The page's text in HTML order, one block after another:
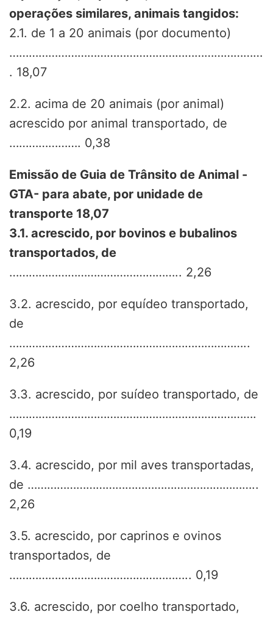
operações similares, animais tangidos:
2.1. de 1 a 20 animais (por documento)
……………………………………………………………………
. 18,07
2.2. acima de 20 animais (por animal)
acrescido por animal transportado, de
…………………. 0,38
Emissão de Guia de Trânsito de Animal -
GTA- para abate, por unidade de
transporte 18,07
3.1. acrescido, por bovinos e bubalinos
transportados, de
…………………………………………….. 2,26
3.2. acrescido, por equídeo transportado,
de
………………………………………………………………..
2,26
3.3. acrescido, por suídeo transportado, de
………………………………………………………………….
0,19
3.4. acrescido, por mil aves transportadas,
de ……………………………………………………………..
2,26
3.5. acrescido, por caprinos e ovinos
transportados, de
……………………………………………….. 0,19
3.6. acrescido, por coelho transportado,